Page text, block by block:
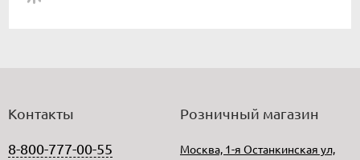
Контакты
8-800-777-00-55
Розничный магазин
Москва, 1-я Останкинская ул,